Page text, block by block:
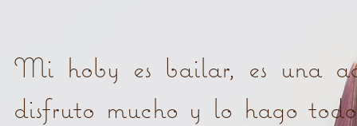
Mi hoby es bailar, es una
disfruto mucho y lo hago